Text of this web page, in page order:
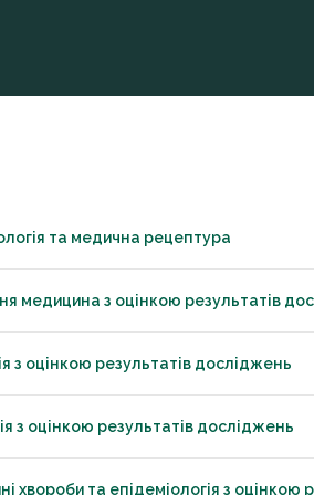
та медична рецептура
медицина з оцінкою результатів
з оцінкою результатів досліджень
з оцінкою результатів досліджень
хвороби та епідеміологія з